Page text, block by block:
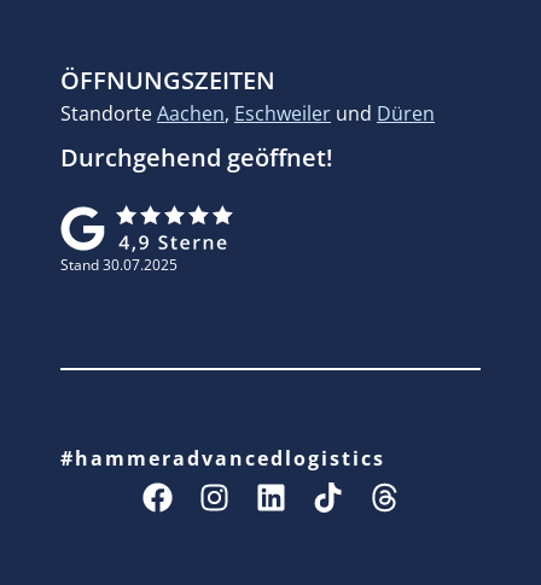
ÖFFNUNGSZEITEN
StandorteAachen, Eschweiler und Düren
Durchgehend geöffnet!
Stand 30.07.2025
#hammeradvancedlogistics